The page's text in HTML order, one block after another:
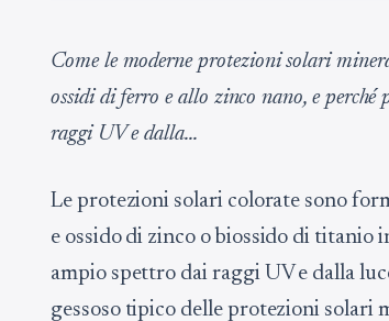
Come le moderne protezioni solari
ossidi di ferro e allo zinco nano, e
raggi UV e dalla...
Le protezioni solari colorate sono
e ossido di zinco o biossido di titanio
ampio spettro dai raggi UV e dalla
gessoso tipico delle protezioni solari